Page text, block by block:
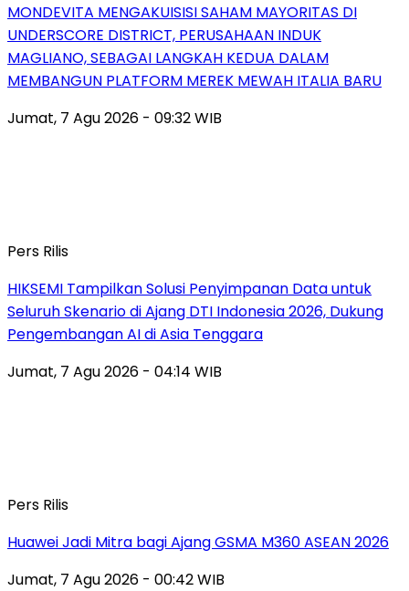
MONDEVITA MENGAKUISISI SAHAM MAYORITAS DI
UNDERSCORE DISTRICT, PERUSAHAAN INDUK
MAGLIANO, SEBAGAI LANGKAH KEDUA DALAM
MEMBANGUN PLATFORM MEREK MEWAH ITALIA BARU
Jumat, 7 Agu 2026 - 09:32 WIB
Pers Rilis
HIKSEMI Tampilkan Solusi Penyimpanan Data untuk
Seluruh Skenario di Ajang DTI Indonesia 2026, Dukung
Pengembangan AI di Asia Tenggara
Jumat, 7 Agu 2026 - 04:14 WIB
Pers Rilis
Huawei Jadi Mitra bagi Ajang GSMA M360 ASEAN 2026
Jumat, 7 Agu 2026 - 00:42 WIB